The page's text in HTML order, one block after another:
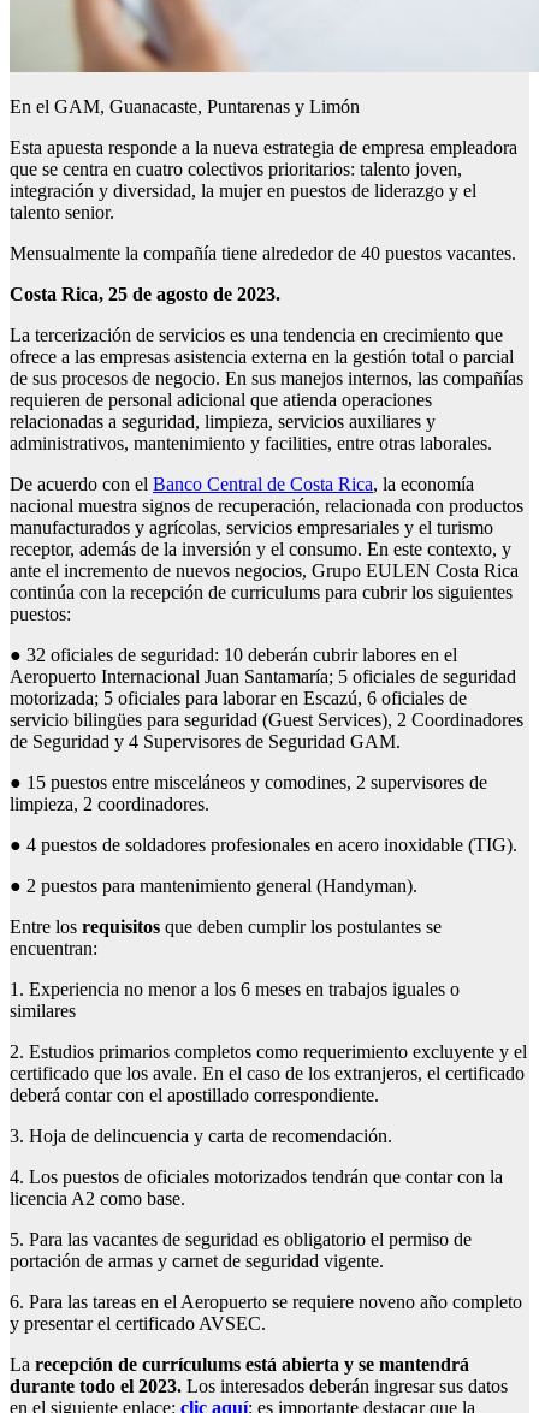
En el GAM, Guanacaste, Puntarenas y Limón
Esta apuesta responde a la nueva estrategia de empresa empleadora
que se centra en cuatro colectivos prioritarios: talento joven,
integración y diversidad, la mujer en puestos de liderazgo y el
talento senior.
Mensualmente la compañía tiene alrededor de 40 puestos vacantes.
Costa Rica, 25 de agosto de 2023.
La tercerización de servicios es una tendencia en crecimiento que
ofrece a las empresas asistencia externa en la gestión total o parcial
de sus procesos de negocio. En sus manejos internos, las compañías
requieren de personal adicional que atienda operaciones
relacionadas a seguridad, limpieza, servicios auxiliares y
administrativos, mantenimiento y facilities, entre otras laborales.
De acuerdo con el Banco Central de Costa Rica, la economía
nacional muestra signos de recuperación, relacionada con productos
manufacturados y agrícolas, servicios empresariales y el turismo
receptor, además de la inversión y el consumo. En este contexto, y
ante el incremento de nuevos negocios, Grupo EULEN Costa Rica
continúa con la recepción de curriculums para cubrir los siguientes
puestos:
● 32 oficiales de seguridad: 10 deberán cubrir labores en el
Aeropuerto Internacional Juan Santamaría; 5 oficiales de seguridad
motorizada; 5 oficiales para laborar en Escazú, 6 oficiales de
servicio bilingües para seguridad (Guest Services), 2 Coordinadores
de Seguridad y 4 Supervisores de Seguridad GAM.
● 15 puestos entre misceláneos y comodines, 2 supervisores de
limpieza, 2 coordinadores.
● 4 puestos de soldadores profesionales en acero inoxidable (TIG).
● 2 puestos para mantenimiento general (Handyman).
Entre los requisitos que deben cumplir los postulantes se
encuentran:
1. Experiencia no menor a los 6 meses en trabajos iguales o
similares
2. Estudios primarios completos como requerimiento excluyente y el
certificado que los avale. En el caso de los extranjeros, el certificado
deberá contar con el apostillado correspondiente.
3. Hoja de delincuencia y carta de recomendación.
4. Los puestos de oficiales motorizados tendrán que contar con la
licencia A2 como base.
5. Para las vacantes de seguridad es obligatorio el permiso de
portación de armas y carnet de seguridad vigente.
6. Para las tareas en el Aeropuerto se requiere noveno año completo
y presentar el certificado AVSEC.
La recepción de currículums está abierta y se mantendrá
durante todo el 2023. Los interesados deberán ingresar sus datos
en el siguiente enlace: clic aquí; es importante destacar que la